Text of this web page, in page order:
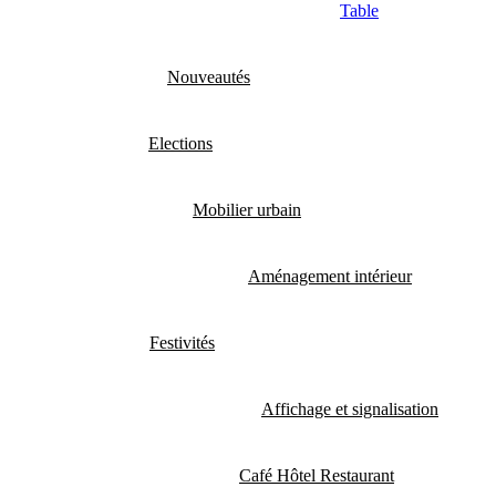
Table
Nouveautés
Elections
Mobilier urbain
Aménagement intérieur
Festivités
Affichage et signalisation
Café Hôtel Restaurant